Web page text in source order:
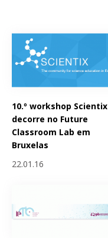
10.º workshop Scientix
decorre no Future
Classroom Lab em
Bruxelas
22.01.16